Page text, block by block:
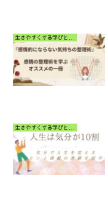
生きやすくする学びと小ネタ